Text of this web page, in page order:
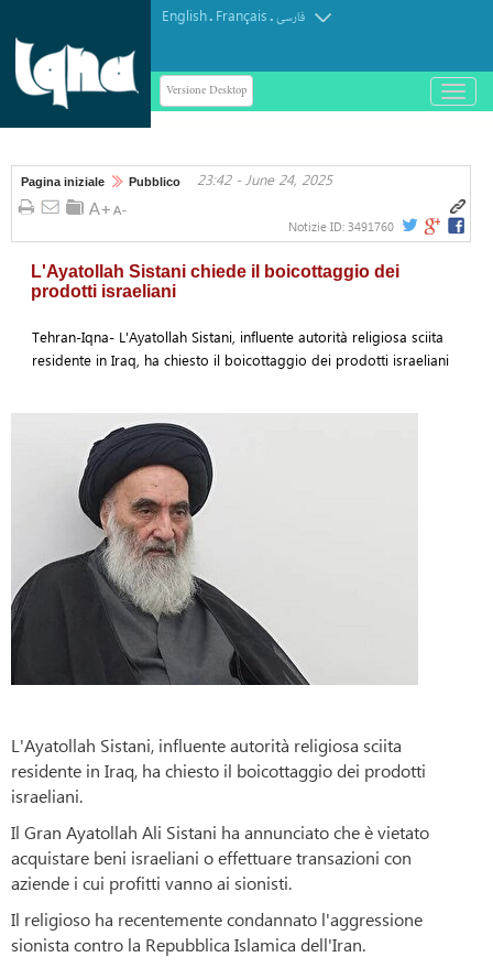
English. Français.فارسی
Versione Desktop
باز
و
کردن
Pagina iniziale Pubblico 23:42 - June 24, 2025
Notizie ID: 3491760
L'Ayatollah Sistani chiede il boicottaggio dei
prodotti israeliani
Tehran-Iqna- L'Ayatollah Sistani, influente autorità religiosa sciita
residente in Iraq, ha chiesto il boicottaggio dei prodotti israeliani
L'Ayatollah Sistani, influente autorità religiosa sciita
residente in Iraq, ha chiesto il boicottaggio dei prodotti
israeliani.
Il Gran Ayatollah Ali Sistani ha annunciato che è vietato
acquistare beni israeliani o effettuare transazioni con
aziende i cui profitti vanno ai sionisti.
Il religioso ha recentemente condannato l'aggressione
sionista contro la Repubblica Islamica dell'Iran.